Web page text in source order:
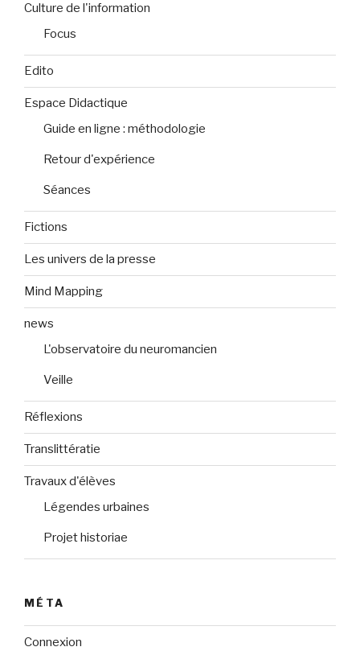
Culture de l'information
Focus
Edito
Espace Didactique
Guide en ligne : méthodologie
Retour d'expérience
Séances
Fictions
Les univers de la presse
Mind Mapping
news
L'observatoire du neuromancien
Veille
Réflexions
Translittératie
Travaux d'élèves
Légendes urbaines
Projet historiae
MÉTA
Connexion